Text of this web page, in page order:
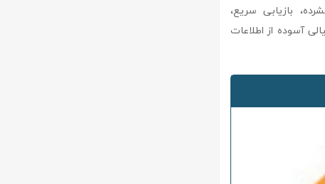
بازیابی سریع،
آسوده از اطلاعات